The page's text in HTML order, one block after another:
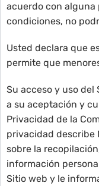
acuerdo con alguna
condiciones, no
Usted declara que
permite que
Su acceso y uso
a su aceptación y
Privacidad de la
privacidad describe
sobre la
información
Sitio web y le